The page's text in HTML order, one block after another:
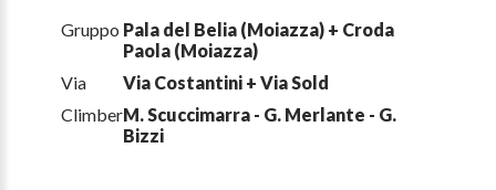
Gruppo Pala del Belia (Moiazza) + Croda
Paola (Moiazza)
Via
Via Costantini + Via Sold
ClimberM. Scuccimarra - G. Merlante - G.
Bizzi